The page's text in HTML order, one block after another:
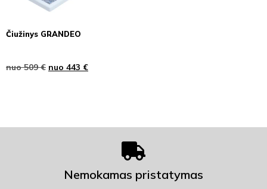
Čiužinys GRANDEO
nuo509€ nuo 443 €
Nemokamas pristatymas